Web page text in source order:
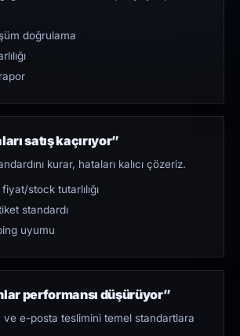
doğrulama
satış kaçırıyor”
kurar, hataları kalıcı çözeriz.
stock tutarlılığı
standardı
uyumu
performansı düşürüyor”
ve e-posta teslimini temel standartlara